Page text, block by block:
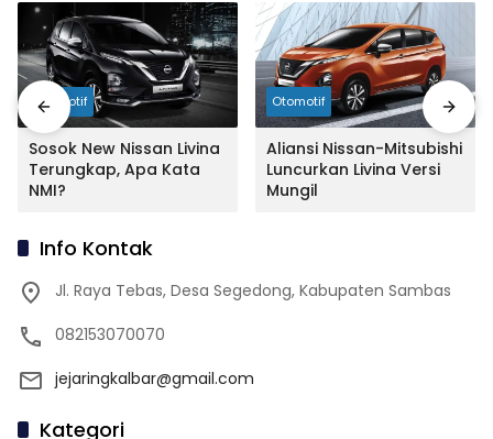
Otomotif
Sosok New Nissan Livina
Terungkap, Apa Kata
NMI?
Otomotif
Aliansi Nissan-Mitsubishi
Luncurkan Livina Versi
Mungil
Info Kontak
Jl. Raya Tebas, Desa Segedong, Kabupaten Sambas
082153070070
jejaringkalbar@gmail.com
Kategori